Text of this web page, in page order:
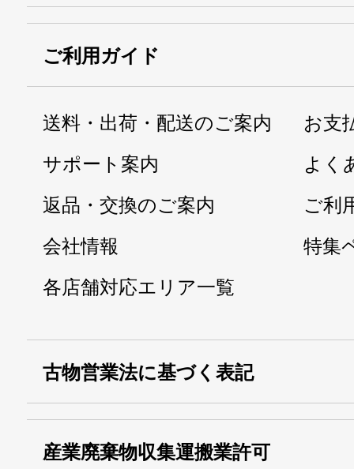
ご利用ガイド
送料・出荷・配送のご案内
お支
サポート案内
よく
返品・交換のご案内
ご利
会社情報
特集
各店舗対応エリア一覧
古物営業法に基づく表記
産業廃棄物収集運搬業許可